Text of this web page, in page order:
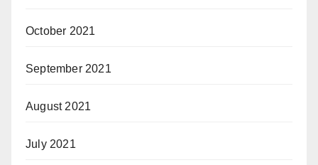
October 2021
September 2021
August 2021
July 2021